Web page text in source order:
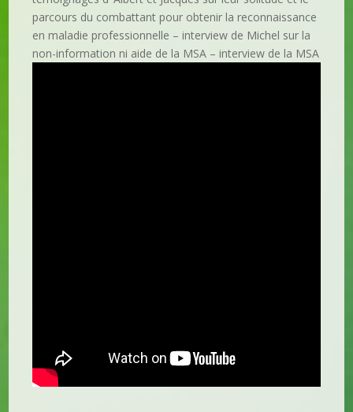
parcours du combattant pour obtenir la reconnaissance
en maladie professionnelle – interview de Michel sur la
non-information ni aide de la MSA – interview de la MSA